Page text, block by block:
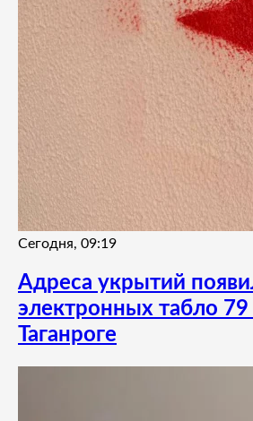
Сегодня, 09:19
Адреса укрытий
электронных табло 79
Таганроге